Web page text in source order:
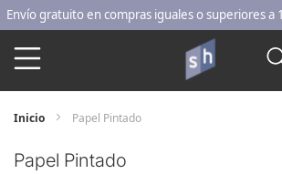
Ir
al
contenido
gratuito en compras iguales o superiores a 100€
Inicio Papel Pintado
Papel Pintado